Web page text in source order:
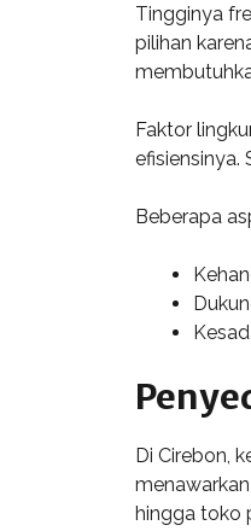
Tingginya
pilihan
Faktor
efisiensinya.
Beberapa
Di Cirebon,
hingga toko